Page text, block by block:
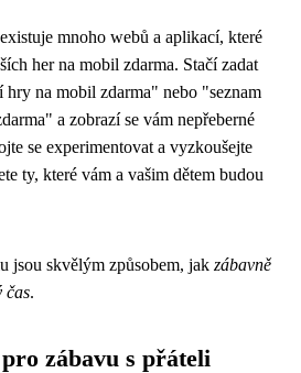
mnoho webů a aplikací, které
her na mobil zdarma. Stačí zadat
hry na mobil zdarma" nebo "seznam
a zobrazí se vám nepřeberné
se experimentovat a vyzkoušejte
ty, které vám a vašim dětem budou
jsou skvělým způsobem, jak zábavně
čas.
zábavu s přáteli